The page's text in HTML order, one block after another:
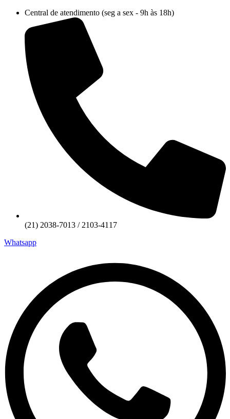
conteúdo
Central de atendimento (seg a sex - 9h às 18h)
(21) 2038-7013 / 2103-4117
Whatsapp